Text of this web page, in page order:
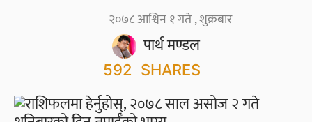
पार्थ मण्डल
२०७८ आश्विन १ गते , शुक्रबार
592 SHARES